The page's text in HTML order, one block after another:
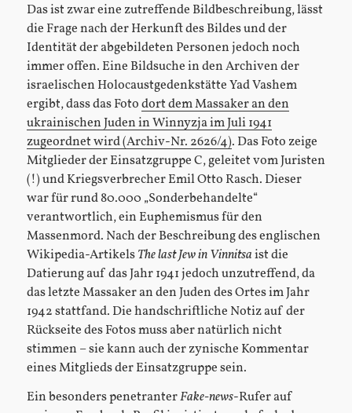
Das ist zwar eine zutreffende Bildbeschreibung, lässt
die Frage nach der Herkunft des Bildes und der
Identität der abgebildeten Personen jedoch noch
immer offen. Eine Bildsuche in den Archiven der
israelischen Holocaustgedenkstätte Yad Vashem
ergibt, dass das Fotodort dem Massaker an den
ukrainischen Juden in Winnyzja im Juli 1941
zugeordnet wird (Archiv-Nr. 2626/4). Das Foto zeige
Mitglieder der Einsatzgruppe C, geleitet vom Juristen
(!) und Kriegsverbrecher Emil Otto Rasch. Dieser
war für rund 80.000 „Sonderbehandelte“
verantwortlich, ein Euphemismus für den
Massenmord. Nach der Beschreibung des englischen
Wikipedia-ArtikelsThe last Jew in Vinnitsaist die
Datierung auf das Jahr 1941 jedoch unzutreffend, da
das letzte Massaker an den Juden des Ortes im Jahr
1942 stattfand. Die handschriftliche Notiz auf der
Rückseite des Fotos muss aber natürlich nicht
stimmen – sie kann auch der zynische Kommentar
eines Mitglieds der Einsatzgruppe sein.
Ein besonders penetranterFake-news-Rufer auf